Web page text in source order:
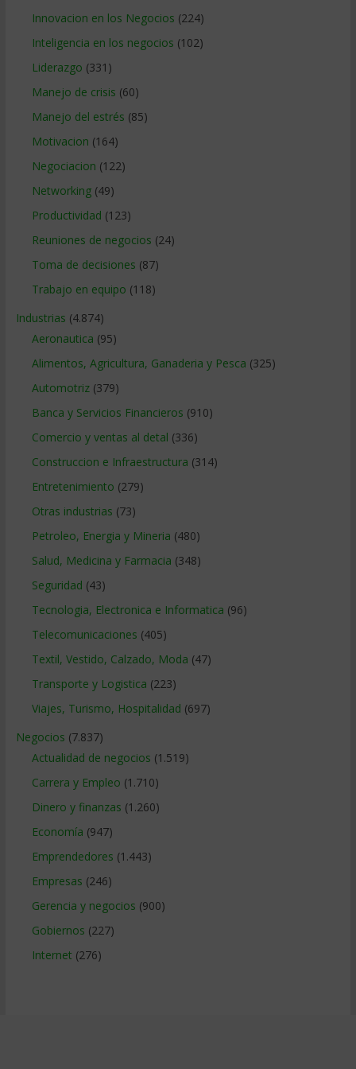
Innovacion en los Negocios (224)
Inteligencia en los negocios (102)
Liderazgo (331)
Manejo de crisis (60)
Manejo del estrés (85)
Motivacion (164)
Negociacion (122)
Networking(49)
Productividad (123)
Reuniones de negocios (24)
Toma de decisiones (87)
Trabajo en equipo (118)
Industrias (4.874)
Aeronautica (95)
Alimentos, Agricultura, Ganaderia y Pesca (325)
Automotriz(379)
Banca y Servicios Financieros (910)
Comercio y ventas al detal (336)
Construccion e Infraestructura (314)
Entretenimiento (279)
Otras industrias (73)
Petroleo, Energia y Mineria (480)
Salud, Medicina y Farmacia (348)
Seguridad (43)
Tecnologia, Electronica e Informatica (96)
Telecomunicaciones (405)
Textil, Vestido, Calzado, Moda (47)
Transporte y Logistica (223)
Viajes, Turismo, Hospitalidad (697)
Negocios (7.837)
Actualidad de negocios (1.519)
Carrera y Empleo (1.710)
Dinero y finanzas (1.260)
Economía (947)
Emprendedores (1.443)
Empresas (246)
Gerencia y negocios (900)
Gobiernos (227)
Internet (276)